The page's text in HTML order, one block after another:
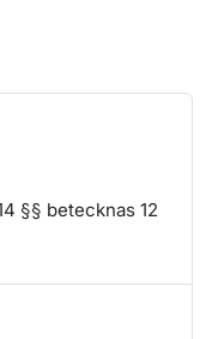
§§ betecknas 12